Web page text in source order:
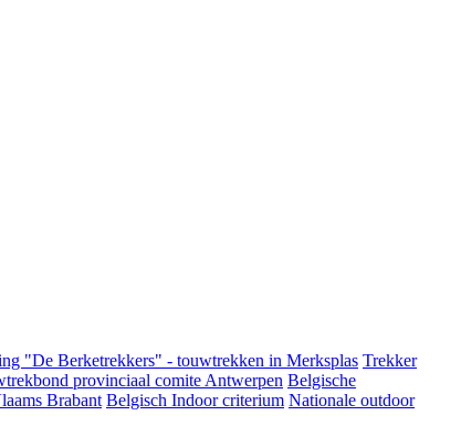
"De Berketrekkers" - touwtrekken in Merksplas Trekker
provinciaal comite Antwerpen Belgische
Brabant Belgisch Indoor criterium Nationale outdoor